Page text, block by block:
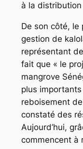
à la distribution
De son côté,
gestion de
représentant
fait que « le
mangrove
plus
reboisement
constaté des
Aujourd’hui,
commencent à